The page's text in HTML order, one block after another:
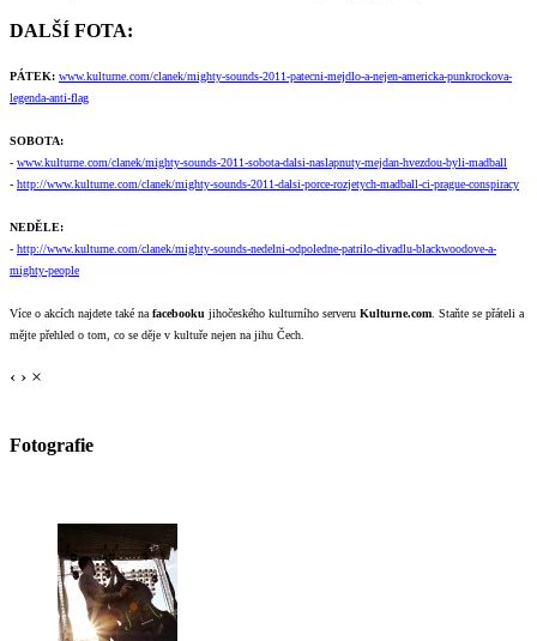
DALŠÍ FOTA:
PÁTEK: www.kulturne.com/clanek/mighty-sounds-2011-patecni-mejdlo-a-nejen-americka-punkrockova-
legenda-anti-flag
SOBOTA:
- www.kulturne.com/clanek/mighty-sounds-2011-sobota-dalsi-naslapnuty-mejdan-hvezdou-byli-madball
- http://www.kulturne.com/clanek/mighty-sounds-2011-dalsi-porce-rozjetych-madball-ci-prague-conspiracy
NEDĚLE:
- http://www.kulturne.com/clanek/mighty-sounds-nedelni-odpoledne-patrilo-divadlu-blackwoodove-a-
mighty-people
Více o akcích najdete také nafacebooku jihočeského kulturního serveru Kulturne.com. Staňte se přáteli a
mějte přehled o tom, co se děje v kultuře nejen na jihu Čech.
‹ › ×
Fotografie